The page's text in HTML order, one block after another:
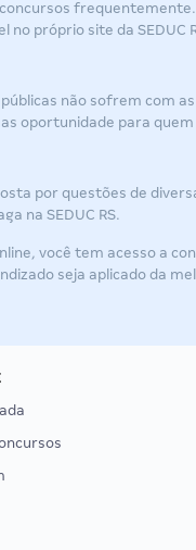
próprio site da SEDUC
não sofrem com
oportunidade para
por questões de
na SEDUC RS.
você tem acesso a
seja aplicado da